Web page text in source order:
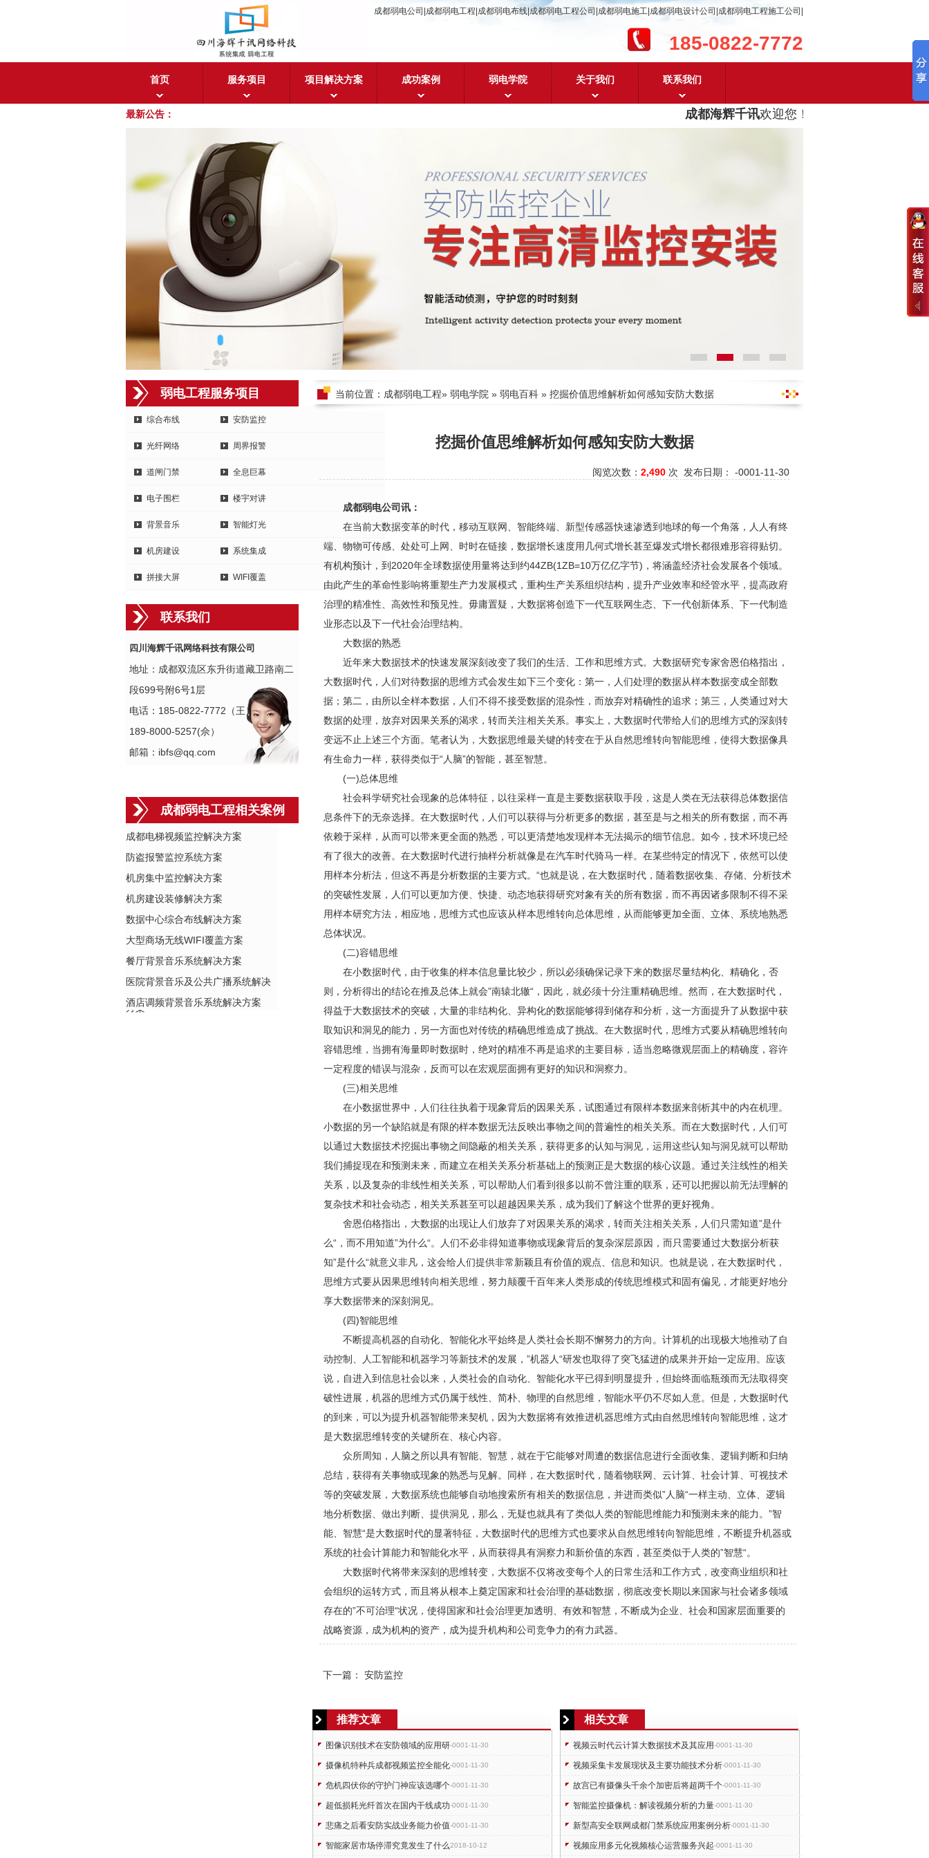
成都弱电公司|成都弱电工程|成都弱电布线|成都弱电工程公司|成都弱电施工|成都弱电设计公司|成都弱电工程施工公司|
185-0822-7772
首页 服务项目 项目解决方案 成功案例 弱电学院 关于我们 联系我们
最新公告： 成都海辉千讯欢迎您！成都弱电工程设计及成
弱电工程服务项目
综合布线 安防监控
光纤网络 周界报警
道闸门禁 全息巨幕
电子围栏 楼宇对讲
背景音乐 智能灯光
机房建设 系统集成
拼接大屏 WIFI覆盖
联系我们
四川海辉千讯网络科技有限公司
地址：成都双流区东升街道藏卫路南二
段699号附6号1层
电话：185-0822-7772（王）
189-8000-5257(佘）
邮箱：ibfs@qq.com
成都弱电工程相关案例
成都电梯视频监控解决方案
防盗报警监控系统方案
机房集中监控解决方案
机房建设装修解决方案
数据中心综合布线解决方案
大型商场无线WIFI覆盖方案
餐厅背景音乐系统解决方案
医院背景音乐及公共广播系统解决
方案
酒店调频背景音乐系统解决方案
当前位置： 成都弱电工程» 弱电学院 » 弱电百科 » 挖掘价值思维解析如何感知安防大数据
挖掘价值思维解析如何感知安防大数据
阅览次数： 2,490 次 发布日期： -0001-11-30
成都弱电公司讯：
在当前大数据变革的时代，移动互联网、智能终端、新型传感器快速渗透到地球的每一个角落，人人有终
端、物物可传感、处处可上网、时时在链接，数据增长速度用几何式增长甚至爆发式增长都很难形容得贴切。
有机构预计，到2020年全球数据使用量将达到约44ZB(1ZB=10万亿亿字节)，将涵盖经济社会发展各个领域。
由此产生的革命性影响将重塑生产力发展模式，重构生产关系组织结构，提升产业效率和经管水平，提高政府
治理的精准性、高效性和预见性。毋庸置疑，大数据将创造下一代互联网生态、下一代创新体系、下一代制造
业形态以及下一代社会治理结构。
大数据的熟悉
近年来大数据技术的快速发展深刻改变了我们的生活、工作和思维方式。大数据研究专家舍恩伯格指出，
大数据时代，人们对待数据的思维方式会发生如下三个变化：第一，人们处理的数据从样本数据变成全部数
据；第二，由所以全样本数据，人们不得不接受数据的混杂性，而放弃对精确性的追求；第三，人类通过对大
数据的处理，放弃对因果关系的渴求，转而关注相关关系。事实上，大数据时代带给人们的思维方式的深刻转
变远不止上述三个方面。笔者认为，大数据思维最关键的转变在于从自然思维转向智能思维，使得大数据像具
有生命力一样，获得类似于“人脑”的智能，甚至智慧。
(一)总体思维
社会科学研究社会现象的总体特征，以往采样一直是主要数据获取手段，这是人类在无法获得总体数据信
息条件下的无奈选择。在大数据时代，人们可以获得与分析更多的数据，甚至是与之相关的所有数据，而不再
依赖于采样，从而可以带来更全面的熟悉，可以更清楚地发现样本无法揭示的细节信息。如今，技术环境已经
有了很大的改善。在大数据时代进行抽样分析就像是在汽车时代骑马一样。在某些特定的情况下，依然可以使
用样本分析法，但这不再是分析数据的主要方式。“也就是说，在大数据时代，随着数据收集、存储、分析技术
的突破性发展，人们可以更加方便、快捷、动态地获得研究对象有关的所有数据，而不再因诸多限制不得不采
用样本研究方法，相应地，思维方式也应该从样本思维转向总体思维，从而能够更加全面、立体、系统地熟悉
总体状况。
(二)容错思维
在小数据时代，由于收集的样本信息量比较少，所以必须确保记录下来的数据尽量结构化、精确化，否
则，分析得出的结论在推及总体上就会”南辕北辙“，因此，就必须十分注重精确思维。然而，在大数据时代，
得益于大数据技术的突破，大量的非结构化、异构化的数据能够得到储存和分析，这一方面提升了从数据中获
取知识和洞见的能力，另一方面也对传统的精确思维造成了挑战。在大数据时代，思维方式要从精确思维转向
容错思维，当拥有海量即时数据时，绝对的精准不再是追求的主要目标，适当忽略微观层面上的精确度，容许
一定程度的错误与混杂，反而可以在宏观层面拥有更好的知识和洞察力。
(三)相关思维
在小数据世界中，人们往往执着于现象背后的因果关系，试图通过有限样本数据来剖析其中的内在机理。
小数据的另一个缺陷就是有限的样本数据无法反映出事物之间的普遍性的相关关系。而在大数据时代，人们可
以通过大数据技术挖掘出事物之间隐蔽的相关关系，获得更多的认知与洞见，运用这些认知与洞见就可以帮助
我们捕捉现在和预测未来，而建立在相关关系分析基础上的预测正是大数据的核心议题。通过关注线性的相关
关系，以及复杂的非线性相关关系，可以帮助人们看到很多以前不曾注重的联系，还可以把握以前无法理解的
复杂技术和社会动态，相关关系甚至可以超越因果关系，成为我们了解这个世界的更好视角。
舍恩伯格指出，大数据的出现让人们放弃了对因果关系的渴求，转而关注相关关系，人们只需知道”是什
么“，而不用知道”为什么“。人们不必非得知道事物或现象背后的复杂深层原因，而只需要通过大数据分析获
知”是什么“就意义非凡，这会给人们提供非常新颖且有价值的观点、信息和知识。也就是说，在大数据时代，
思维方式要从因果思维转向相关思维，努力颠覆千百年来人类形成的传统思维模式和固有偏见，才能更好地分
享大数据带来的深刻洞见。
(四)智能思维
不断提高机器的自动化、智能化水平始终是人类社会长期不懈努力的方向。计算机的出现极大地推动了自
动控制、人工智能和机器学习等新技术的发展，”机器人“研发也取得了突飞猛进的成果并开始一定应用。应该
说，自进入到信息社会以来，人类社会的自动化、智能化水平已得到明显提升，但始终面临瓶颈而无法取得突
破性进展，机器的思维方式仍属于线性、简朴、物理的自然思维，智能水平仍不尽如人意。但是，大数据时代
的到来，可以为提升机器智能带来契机，因为大数据将有效推进机器思维方式由自然思维转向智能思维，这才
是大数据思维转变的关键所在、核心内容。
众所周知，人脑之所以具有智能、智慧，就在于它能够对周遭的数据信息进行全面收集、逻辑判断和归纳
总结，获得有关事物或现象的熟悉与见解。同样，在大数据时代，随着物联网、云计算、社会计算、可视技术
等的突破发展，大数据系统也能够自动地搜索所有相关的数据信息，并进而类似”人脑“一样主动、立体、逻辑
地分析数据、做出判断、提供洞见，那么，无疑也就具有了类似人类的智能思维能力和预测未来的能力。”智
能、智慧“是大数据时代的显著特征，大数据时代的思维方式也要求从自然思维转向智能思维，不断提升机器或
系统的社会计算能力和智能化水平，从而获得具有洞察力和新价值的东西，甚至类似于人类的”智慧“。
大数据时代将带来深刻的思维转变，大数据不仅将改变每个人的日常生活和工作方式，改变商业组织和社
会组织的运转方式，而且将从根本上奠定国家和社会治理的基础数据，彻底改变长期以来国家与社会诸多领域
存在的”不可治理“状况，使得国家和社会治理更加透明、有效和智慧，不断成为企业、社会和国家层面重要的
战略资源，成为机构的资产，成为提升机构和公司竞争力的有力武器。
下一篇： 安防监控
推荐文章
图像识别技术在安防领域的应用研-0001-11-30
摄像机特种兵成都视频监控全能化-0001-11-30
危机四伏你的守护门神应该选哪个-0001-11-30
超低损耗光纤首次在国内干线成功-0001-11-30
悲痛之后看安防实战业务能力价值-0001-11-30
智能家居市场停滞究竟发生了什么2018-10-12
相关文章
视频云时代云计算大数据技术及其应用-0001-11-30
视频采集卡发展现状及主要功能技术分析-0001-11-30
故宫已有摄像头千余个加密后将超两千个-0001-11-30
智能监控摄像机：解读视频分析的力量-0001-11-30
新型高安全联网成都门禁系统应用案例分析-0001-11-30
视频应用多元化视频核心运营服务兴起-0001-11-30